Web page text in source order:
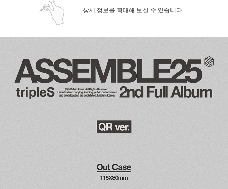
상세 정보를 확대해 보실 수 있습니다.